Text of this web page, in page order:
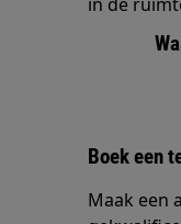
Boek een
Maak een